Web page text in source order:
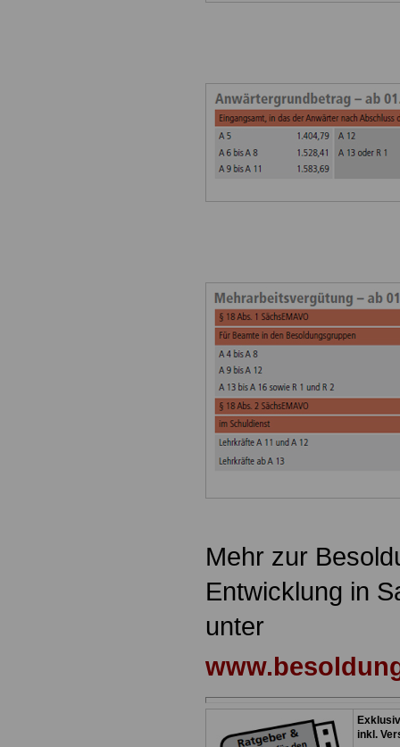
Mehr zur
Entwicklung in
unter
inkl.